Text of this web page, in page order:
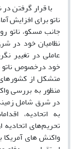
با قرار گرفتن
ناتو برای افزایش
جانب مسکو، ناتو
نظامیان خود در
عاملی در تغییر
خود درخصوص ناتو
متشکل از کشورهای
منظور به بررسی
در شرق شامل
به اتحادیه،
تحریم‌های
واکنش های